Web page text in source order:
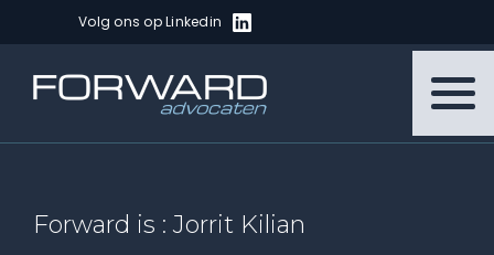
Volg ons op Linkedin
Forward is : Jorrit Kilian